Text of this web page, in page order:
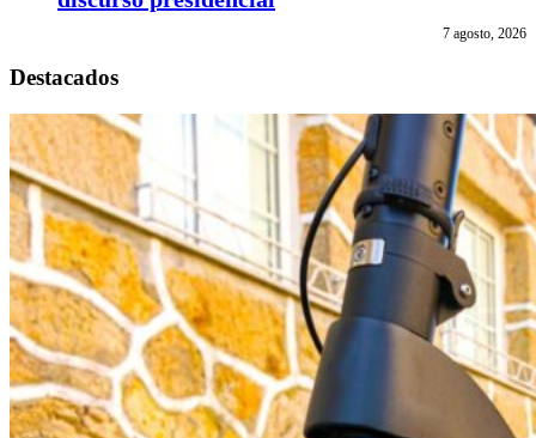
7 agosto, 2026
Destacados